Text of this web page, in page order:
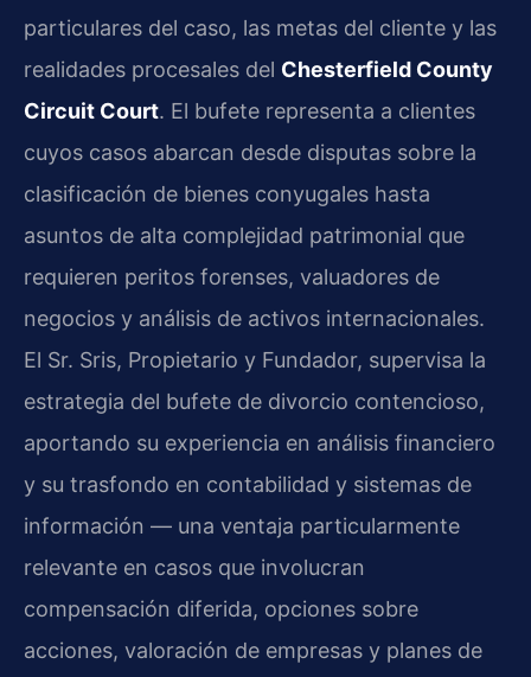
particulares del caso, las metas del cliente y las
realidades procesales del Chesterfield County
Circuit Court. El bufete representa a clientes
cuyos casos abarcan desde disputas sobre la
clasificación de bienes conyugales hasta
asuntos de alta complejidad patrimonial que
requieren peritos forenses, valuadores de
negocios y análisis de activos internacionales.
El Sr. Sris, Propietario y Fundador, supervisa la
estrategia del bufete de divorcio contencioso,
aportando su experiencia en análisis financiero
y su trasfondo en contabilidad y sistemas de
información — una ventaja particularmente
relevante en casos que involucran
compensación diferida, opciones sobre
acciones, valoración de empresas y planes de